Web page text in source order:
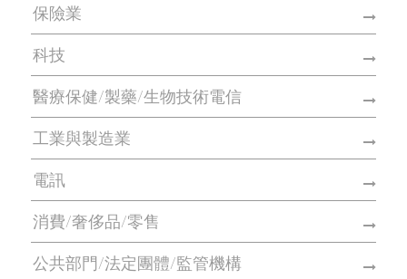
保險業
科技
醫療保健/製藥/生物技術電信
工業與製造業
電訊
消費/奢侈品/零售
公共部門/法定團體/監管機構